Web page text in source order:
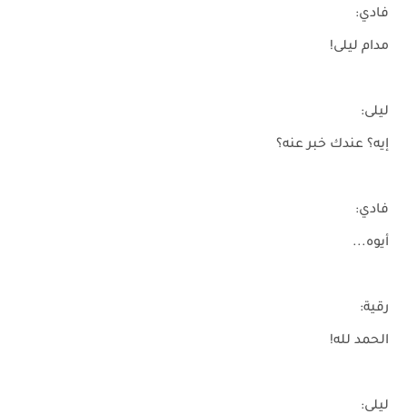
فادي:
مدام ليلى!
ليلى:
إيه؟ عندك خبر عنه؟
فادي:
أيوه...
رقية:
الحمد لله!
ليلى: